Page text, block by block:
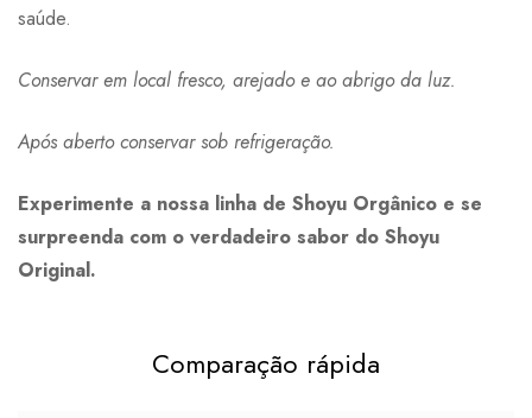
saúde.
Conservar em local fresco, arejado e ao abrigo da luz.
Após aberto conservar sob refrigeração.
Experimente a nossa linha de Shoyu Orgânico e se
surpreenda com o verdadeiro sabor do Shoyu
Original.
Comparação rápida